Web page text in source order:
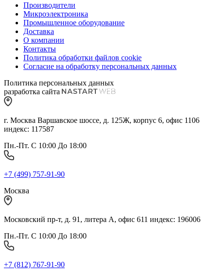
Производители
Микроэлектроника
Промышленное оборудование
Доставка
О компании
Контакты
Политика обработки файлов cookie
Согласие на обработку персональных данных
Политика персональных данных
разработка сайта
г. Москва Варшавское шоссе, д. 125Ж, корпус 6, офис 1106
индекс: 117587
Пн.-Пт. С 10:00 До 18:00
+7 (499) 757-91-90
Москва
Московский пр-т, д. 91, литера А, офис 611 индекс: 196006
Пн.-Пт. С 10:00 До 18:00
+7 (812) 767-91-90